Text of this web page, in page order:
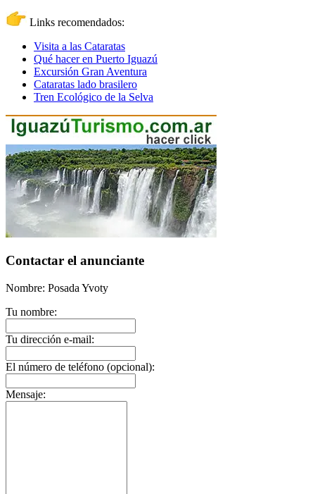
Links recomendados:
Visita a las Cataratas
Qué hacer en Puerto Iguazú
Excursión Gran Aventura
Cataratas lado brasilero
Tren Ecológico de la Selva
Contactar el anunciante
Nombre: Posada Yvoty
Tu nombre:
Tu dirección e-mail:
El número de teléfono (opcional):
Mensaje: